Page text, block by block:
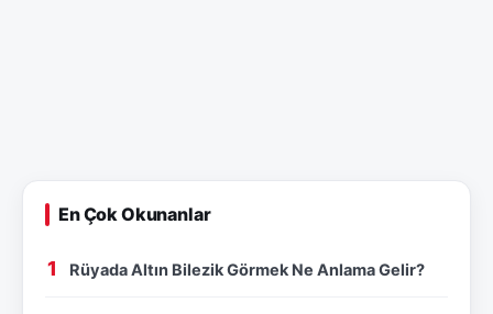
En Çok Okunanlar
Rüyada Altın Bilezik Görmek Ne Anlama Gelir?